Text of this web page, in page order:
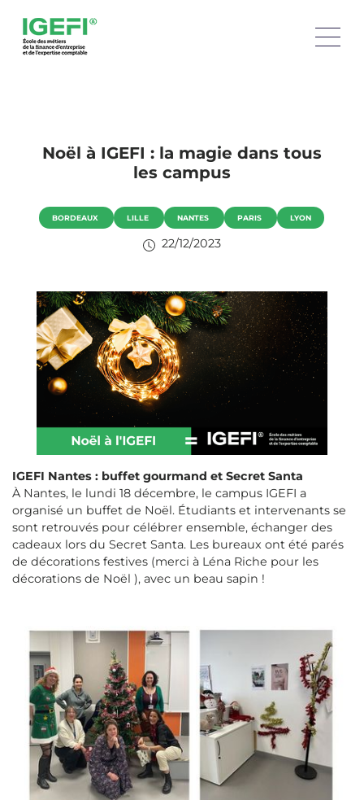
Noël à IGEFI : la magie dans tous
les campus
BORDEAUX LILLE NANTES PARIS LYON
22/12/2023
IGEFI Nantes : buffet gourmand et Secret Santa
À Nantes, le lundi 18 décembre, le campus IGEFI a
organisé un buffet de Noël. Étudiants et intervenants se
sont retrouvés pour célébrer ensemble, échanger des
cadeaux lors du Secret Santa. Les bureaux ont été parés
de décorations festives (merci à Léna Riche pour les
décorations de Noël ), avec un beau sapin !